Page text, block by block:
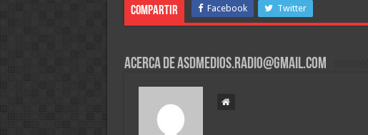
Compartir Facebook Twitter
Acerca de asdmedios.radio@gmail.com